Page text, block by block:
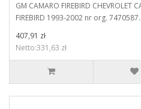
GM CAMARO FIREBIRD CHEVROLET
FIREBIRD 1993-2002 nr org. 7470587..
407,91 zł
Netto:331,63 zł